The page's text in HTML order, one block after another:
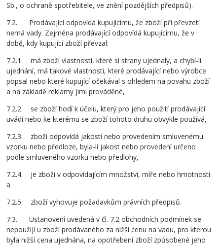
Sb., o ochraně spotřebitele, ve znění pozdějších předpisů).
7.2. Prodávající odpovídá kupujícímu, že zboží při převzetí
nemá vady. Zejména prodávající odpovídá kupujícímu, že v
době, kdy kupující zboží převzal:
7.2.1. má zboží vlastnosti, které si strany ujednaly, a chybí-li
ujednání, má takové vlastnosti, které prodávající nebo výrobce
popsal nebo které kupující očekával s ohledem na povahu zboží
a na základě reklamy jimi prováděné,
7.2.2. se zboží hodí k účelu, který pro jeho použití prodávající
uvádí nebo ke kterému se zboží tohoto druhu obvykle používá,
7.2.3. zboží odpovídá jakostí nebo provedením smluvenému
vzorku nebo předloze, byla-li jakost nebo provedení určeno
podle smluveného vzorku nebo předlohy,
7.2.4. je zboží v odpovídajícím množství, míře nebo hmotnosti
a
7.2.5. zboží vyhovuje požadavkům právních předpisů.
7.3. Ustanovení uvedená v čl. 7.2 obchodních podmínek se
nepoužijí u zboží prodávaného za nižší cenu na vadu, pro kterou
byla nižší cena ujednána, na opotřebení zboží způsobené jeho